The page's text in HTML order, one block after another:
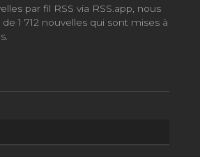
par fil RSS via RSS.app, nous
de 1 712 nouvelles qui sont mises à